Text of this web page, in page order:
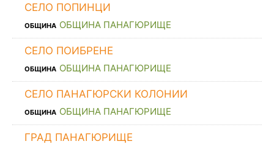
СЕЛО ПОПИНЦИ
ОБЩИНА ОБЩИНА ПАНАГЮРИЩЕ
СЕЛО ПОИБРЕНЕ
ОБЩИНА ОБЩИНА ПАНАГЮРИЩЕ
СЕЛО ПАНАГЮРСКИ КОЛОНИИ
ОБЩИНА ОБЩИНА ПАНАГЮРИЩЕ
ГРАД ПАНАГЮРИЩЕ